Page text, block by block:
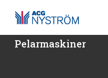
innehållet
Pelarmaskiner